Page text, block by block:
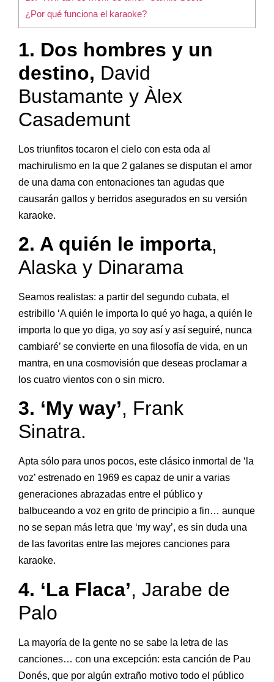
¿Por qué funciona el karaoke?
1. Dos hombres y un
destino, David
Bustamante y Àlex
Casademunt
Los triunfitos tocaron el cielo con esta oda al
machirulismo en la que 2 galanes se disputan el amor
de una dama con entonaciones tan agudas que
causarán gallos y berridos asegurados en su versión
karaoke.
2. A quién le importa,
Alaska y Dinarama
Seamos realistas: a partir del segundo cubata, el
estribillo ‘A quién le importa lo qué yo haga, a quién le
importa lo que yo diga, yo soy así y así seguiré, nunca
cambiaré’ se convierte en una filosofía de vida, en un
mantra, en una cosmovisión que deseas proclamar a
los cuatro vientos con o sin micro.
3. ‘My way’, Frank
Sinatra.
Apta sólo para unos pocos, este clásico inmortal de ‘la
voz’ estrenado en 1969 es capaz de unir a varias
generaciones abrazadas entre el público y
balbuceando a voz en grito de principio a fin… aunque
no se sepan más letra que ‘my way’, es sin duda una
de las favoritas entre las mejores canciones para
karaoke.
4. ‘La Flaca’, Jarabe de
Palo
La mayoría de la gente no se sabe la letra de las
canciones… con una excepción: esta canción de Pau
Donés, que por algún extraño motivo todo el público